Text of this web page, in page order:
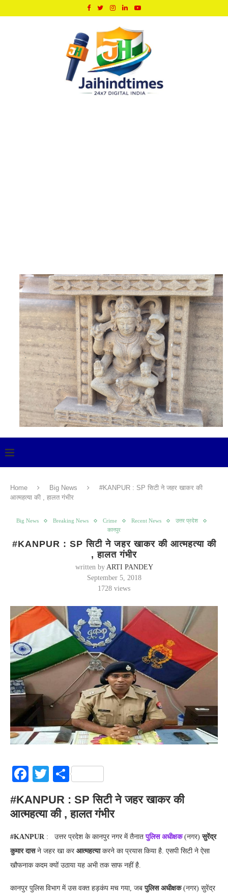
Home Big News
#KANPUR : SP सिटी ने जहर खाकर की
आत्महत्या की , हालत गंभीर
Big News Breaking News Crime Recent News
उत्तर प्रदेश
कानपुर
#KANPUR : SP सिटी ने जहर खाकर की आत्महत्या की
, हालत गंभीर
written by ARTI PANDEY
September 5, 2018
1728 views
Facebook
Twitter
Share
#KANPUR : SP सिटी ने जहर खाकर की
आत्महत्या की , हालत गंभीर
#KANPUR: उत्तर प्रदेश के कानपुर नगर में तैनात पुलिस अधीक्षक(नगर)सुरेंद्र
कुमार दासने जहर खा कर आत्महत्याकरने का प्रयास किया है. एसपी सिटी ने ऐसा
खौफनाक कदम क्यों उठाया यह अभी तक साफ नहीं है.
कानपुर पुलिस विभाग में उस वक्त हड़कंप मच गया, जबपुलिस अधीक्षक(नगर) सुरेंद्र